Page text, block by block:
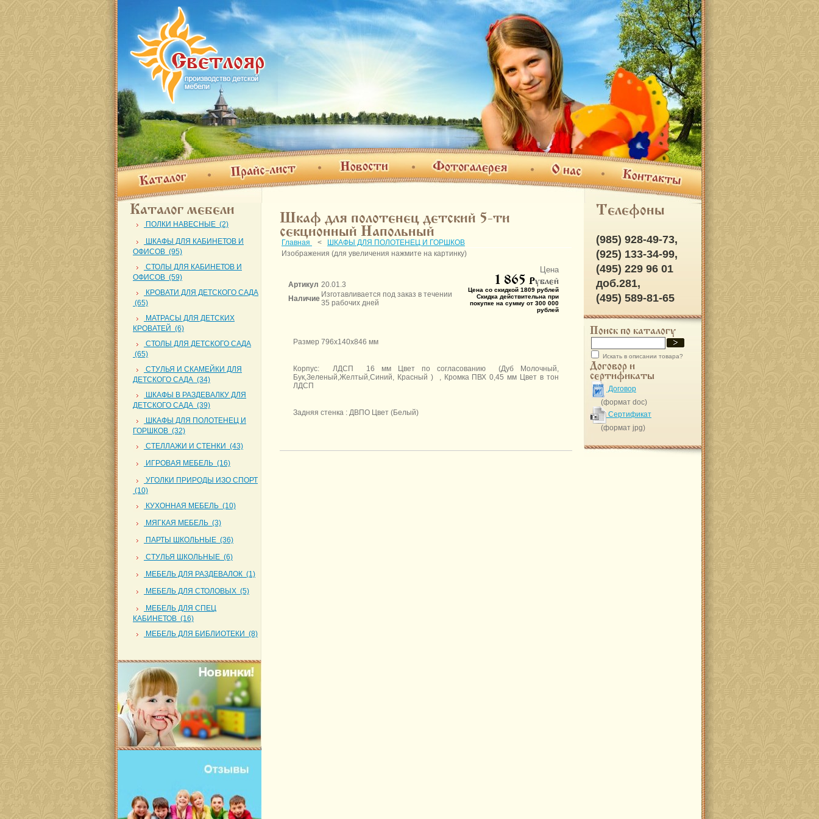
Каталог
Прайс-лист
Контакты
Каталог мебели
ПОЛКИ НАВЕСНЫЕ (2)
ШКАФЫ ДЛЯ КАБИНЕТОВ И
ОФИСОВ (95)
СТОЛЫ ДЛЯ КАБИНЕТОВ И
ОФИСОВ (59)
КРОВАТИ ДЛЯ ДЕТСКОГО САДА
(65)
МАТРАСЫ ДЛЯ ДЕТСКИХ
КРОВАТЕЙ (6)
СТОЛЫ ДЛЯ ДЕТСКОГО САДА
(65)
СТУЛЬЯ И СКАМЕЙКИ ДЛЯ
ДЕТСКОГО САДА (34)
ШКАФЫ В РАЗДЕВАЛКУ ДЛЯ
ДЕТСКОГО САДА (39)
ШКАФЫ ДЛЯ ПОЛОТЕНЕЦ И
ГОРШКОВ (32)
СТЕЛЛАЖИ И СТЕНКИ (43)
ИГРОВАЯ МЕБЕЛЬ (16)
УГОЛКИ ПРИРОДЫ ИЗО СПОРТ
(10)
КУХОННАЯ МЕБЕЛЬ (10)
МЯГКАЯ МЕБЕЛЬ (3)
ПАРТЫ ШКОЛЬНЫЕ (36)
СТУЛЬЯ ШКОЛЬНЫЕ (6)
МЕБЕЛЬ ДЛЯ РАЗДЕВАЛОК (1)
МЕБЕЛЬ ДЛЯ СТОЛОВЫХ (5)
МЕБЕЛЬ ДЛЯ СПЕЦ
КАБИНЕТОВ (16)
МЕБЕЛЬ ДЛЯ БИБЛИОТЕКИ (8)
Шкаф для полотенец детский 5-ти
секционный Напольный
Главная <
ШКАФЫ ДЛЯ ПОЛОТЕНЕЦ И ГОРШКОВ
Изображения (для увеличения нажмите на картинку)
Артикул 20.01.3
Наличие Изготавливается под заказ в течении
35 рабочих дней
Цена
1 865 Pублей
Цена со скидкой 1809 рублей
Скидка действительна при
покупке на сумму от 300 000
рублей
Размер 796х140х846 мм
Корпус: ЛДСП 16 мм Цвет по согласованию (Дуб Молочный,
Бук,Зеленый,Желтый,Синий, Красный ) , Кромка ПВХ 0,45 мм Цвет в тон
ЛДСП
Задняя стенка : ДВПО Цвет (Белый)
Телефоны
(985) 928-49-73,
(925) 133-34-99,
(495) 229 96 01
доб.281,
(495) 589-81-65
Поиск по каталогу
Искать в описании товара?
Договор и
сертификаты
Договор
(формат doc)
Сертификат
(формат jpg)